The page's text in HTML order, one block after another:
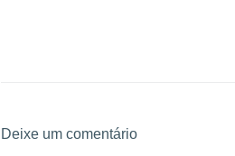
Deixe um comentário